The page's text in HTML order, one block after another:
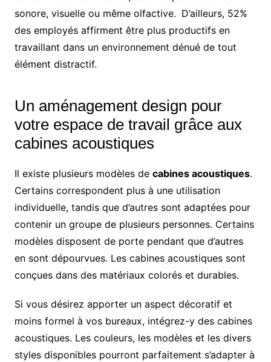
sonore, visuelle ou même olfactive. D’ailleurs, 52%
des employés affirment être plus productifs en
travaillant dans un environnement dénué de tout
élément distractif.
Un aménagement design pour
votre espace de travail grâce aux
cabines acoustiques
Il existe plusieurs modèles de cabines acoustiques.
Certains correspondent plus à une utilisation
individuelle, tandis que d’autres sont adaptées pour
contenir un groupe de plusieurs personnes. Certains
modèles disposent de porte pendant que d’autres
en sont dépourvues. Les cabines acoustiques sont
conçues dans des matériaux colorés et durables.
Si vous désirez apporter un aspect décoratif et
moins formel à vos bureaux, intégrez-y des cabines
acoustiques. Les couleurs, les modèles et les divers
styles disponibles pourront parfaitement s’adapter à